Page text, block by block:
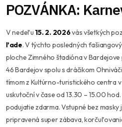
POZVÁNKA:
V nedeľu 15. 2. 2026vás všetkých
ľade. V týchto posledných
ploche Zimného štadióna v Bardejove
46 Bardejov spolu s dráčikom
tímom z Kultúrno-turistického centra
uskutoční v čase od 13.30 – 15.00
podujatie zdarma. Vstupné bez masky
pripravená super zábava,